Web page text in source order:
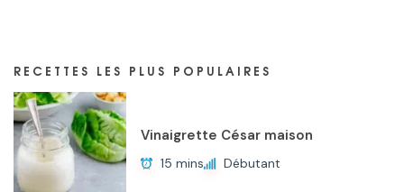
RECETTES LES PLUS POPULAIRES
Vinaigrette César maison
15 mins Débutant